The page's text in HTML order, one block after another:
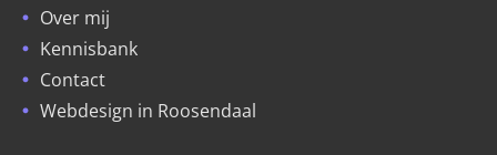
Over mij
Kennisbank
Contact
Webdesign in Roosendaal